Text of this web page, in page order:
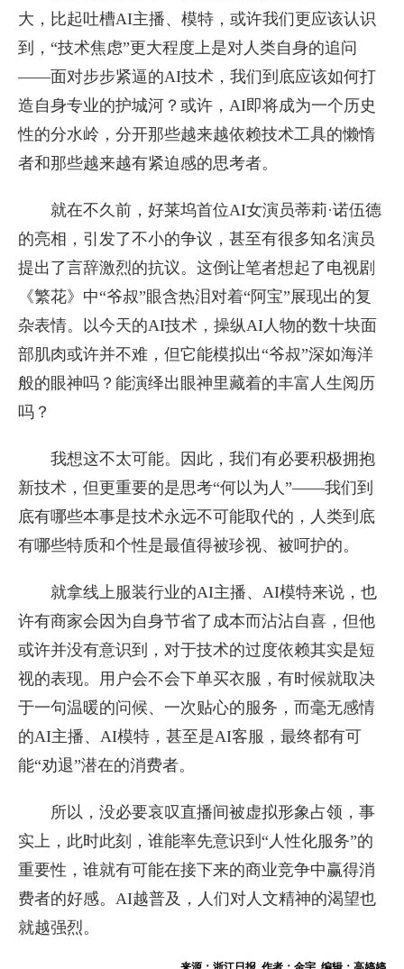
大，比起吐槽AI主播、模特，或许我们更应该认识
到，“技术焦虑”更大程度上是对人类自身的追问
——面对步步紧逼的AI技术，我们到底应该如何打
造自身专业的护城河？或许，AI即将成为一个历史
性的分水岭，分开那些越来越依赖技术工具的懒惰
者和那些越来越有紧迫感的思考者。
就在不久前，好莱坞首位AI女演员蒂莉·诺伍德
的亮相，引发了不小的争议，甚至有很多知名演员
提出了言辞激烈的抗议。这倒让笔者想起了电视剧
《繁花》中“爷叔”眼含热泪对着“阿宝”展现出的复
杂表情。以今天的AI技术，操纵AI人物的数十块面
部肌肉或许并不难，但它能模拟出“爷叔”深如海洋
般的眼神吗？能演绎出眼神里藏着的丰富人生阅历
吗？
我想这不太可能。因此，我们有必要积极拥抱
新技术，但更重要的是思考“何以为人”——我们到
底有哪些本事是技术永远不可能取代的，人类到底
有哪些特质和个性是最值得被珍视、被呵护的。
就拿线上服装行业的AI主播、AI模特来说，也
许有商家会因为自身节省了成本而沾沾自喜，但他
或许并没有意识到，对于技术的过度依赖其实是短
视的表现。用户会不会下单买衣服，有时候就取决
于一句温暖的问候、一次贴心的服务，而毫无感情
的AI主播、AI模特，甚至是AI客服，最终都有可
能“劝退”潜在的消费者。
所以，没必要哀叹直播间被虚拟形象占领，事
实上，此时此刻，谁能率先意识到“人性化服务”的
重要性，谁就有可能在接下来的商业竞争中赢得消
费者的好感。AI越普及，人们对人文精神的渴望也
就越强烈。